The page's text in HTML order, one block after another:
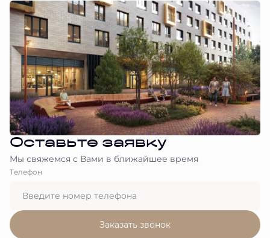
Оставьте заявку
Мы свяжемся с Вами в ближайшее время
Tелефон
Заказать звонок